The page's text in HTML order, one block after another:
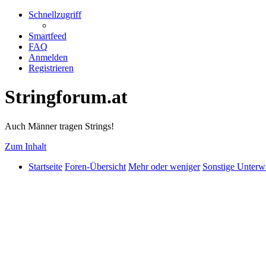
Schnellzugriff
Smartfeed
FAQ
Anmelden
Registrieren
Stringforum.at
Auch Männer tragen Strings!
Zum Inhalt
Startseite Foren-Übersicht Mehr oder weniger Sonstige